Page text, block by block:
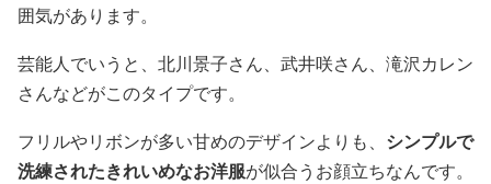
囲気があります。
芸能人でいうと、北川景子さん、武井咲さん、滝沢カレン
さんなどがこのタイプです。
フリルやリボンが多い甘めのデザインよりも、 シンプルで
洗練されたきれいめなお洋服が似合うお顔立ちなんです。